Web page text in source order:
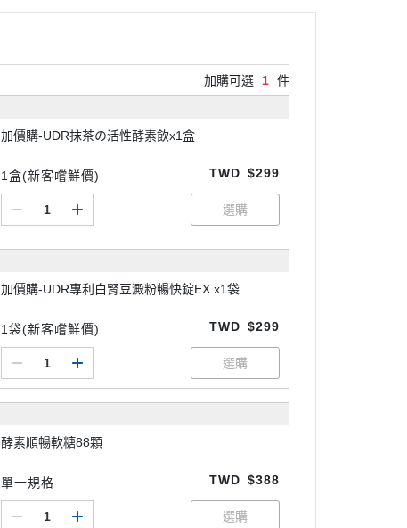
加購可選 1 件
加價購-UDR抹茶の活性酵素飲x1盒
1盒(新客嚐鮮價) TWD $299
加價購-UDR專利白腎豆澱粉暢快錠EX x1袋
1袋(新客嚐鮮價) TWD $299
酵素順暢軟糖88顆
單一規格 TWD $388